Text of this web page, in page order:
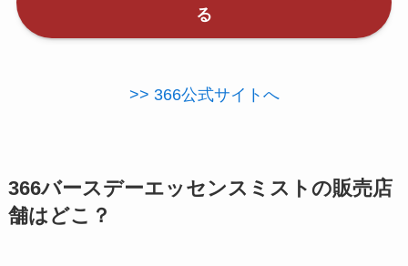
る
>> 366公式サイトへ
366バースデーエッセンスミストの販売店
舗はどこ？